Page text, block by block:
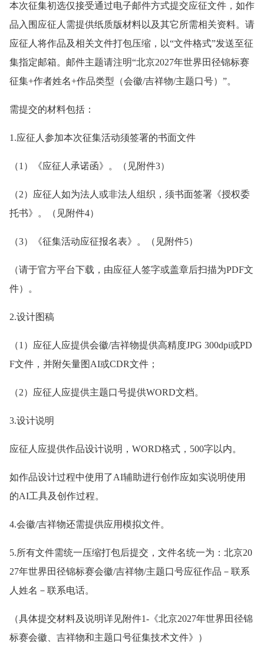
本次征集初选仅接受通过电子邮件方式提交应征文件，如作
品入围应征人需提供纸质版材料以及其它所需相关资料。请
应征人将作品及相关文件打包压缩，以“文件格式”发送至征
集指定邮箱。邮件主题请注明“北京2027年世界田径锦标赛
征集+作者姓名+作品类型（会徽/吉祥物/主题口号）”。
需提交的材料包括：
1.应征人参加本次征集活动须签署的书面文件
（1）《应征人承诺函》。（见附件3）
（2）应征人如为法人或非法人组织，须书面签署《授权委
托书》。（见附件4）
（3）《征集活动应征报名表》。（见附件5）
（请于官方平台下载，由应征人签字或盖章后扫描为PDF文
件）。
2.设计图稿
（1）应征人应提供会徽/吉祥物提供高精度JPG 300dpi或PD
F文件，并附矢量图AI或CDR文件；
（2）应征人应提供主题口号提供WORD文档。
3.设计说明
应征人应提供作品设计说明，WORD格式，500字以内。
如作品设计过程中使用了AI辅助进行创作应如实说明使用
的AI工具及创作过程。
4.会徽/吉祥物还需提供应用模拟文件。
5.所有文件需统一压缩打包后提交，文件名统一为：北京20
27年世界田径锦标赛会徽/吉祥物/主题口号应征作品－联系
人姓名－联系电话。
（具体提交材料及说明详见附件1-《北京2027年世界田径锦
标赛会徽、吉祥物和主题口号征集技术文件》）